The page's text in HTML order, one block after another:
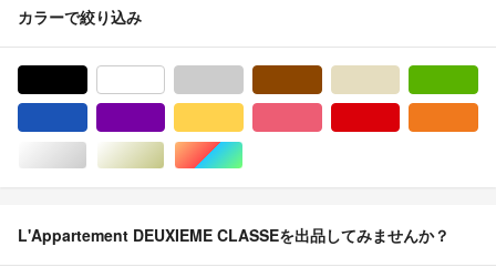
カラーで絞り込み
シルバー/銀色系ゴールド/金色系マルチカラー
L'Appartement DEUXIEME CLASSEを出品してみませんか？